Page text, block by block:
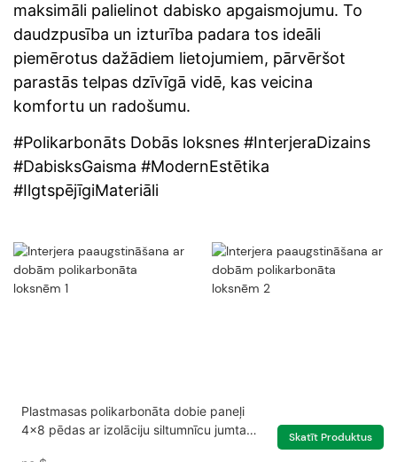
maksimāli palielinot dabisko apgaismojumu. To
daudzpusība un izturība padara tos ideāli
piemērotus dažādiem lietojumiem, pārvēršot
parastās telpas dzīvīgā vidē, kas veicina
komfortu un radošumu.
#Polikarbonāts Dobās loksnes #InterjeraDizains
#DabisksGaisma #ModernEstētika
#IlgtspējīgiMateriāli
Plastmasas polikarbonāta dobie paneļi
4x8 pēdas ar izolāciju siltumnīcu jumta
Skatīt Produktus